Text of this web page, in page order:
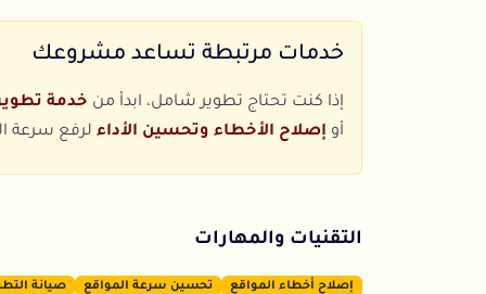
خدمات مرتبطة تساعد مشروعك
إذا كنت تحتاج تطوير شامل، ابدأ من خدمة
أو إصلاح الأخطاء وتحسين الأداء لرفع سرعة
التقنيات والمهارات
إصلاح أخطاء المواقع تحسين سرعة المواقع صيانة